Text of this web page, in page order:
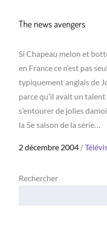
The news avengers
Si Chapeau melon et
en France ce n’est pas
typiquement anglais de
parce qu’il avait un
s’entourer de jolies
la 5e saison de la série…
Posted
2 décembre 2004
Rechercher